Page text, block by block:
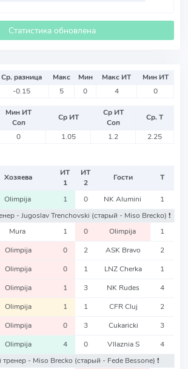
Статистика обновлена
Ср. разница Макс Мин Макс ИТ
Мин ИТ
-0.15 5 0 4 0
Мин ИТ
Соп
Ср ИТ
Ср ИТ
Соп
Ср. Т
0 1.05 1.2 2.25
Хозяева
ИТ
1
ИТ
2
Гости Т
Olimpija 1 0 NK Alumini
1
- Jugoslav Trenchovski (старый - Miso Brecko) ❗️
Mura 1 0 Olimpija 1
Olimpija 0 2 ASK Bravo 2
Olimpija 0 1 LNZ Cherka 1
Olimpija 1 3 NK Rudes 4
Olimpija 1 1 CFR Cluj 2
Olimpija 0 3 Cukaricki 3
Olimpija 4 0 Vllaznia S
4
тренер - Miso Brecko (старый - Fede Bessone) ❗️